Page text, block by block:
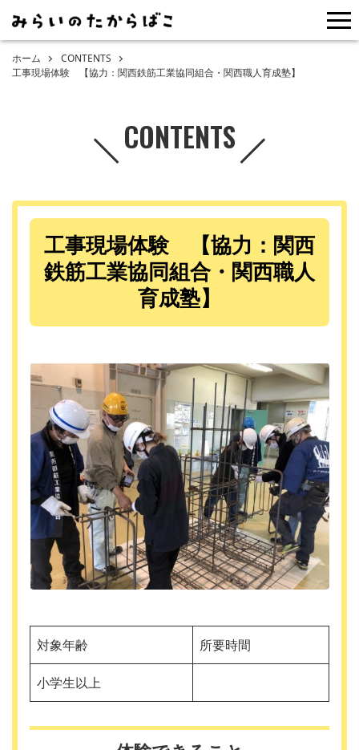
ホーム
CONTENTS
工事現場体験 【協力：関西鉄筋工業協同組合・関西職人育成塾】
CONTENTS
工事現場体験 【協力：関西
鉄筋工業協同組合・関西職人
育成塾】
対象年齢 所要時間
小学生以上